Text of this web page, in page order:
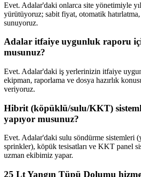
Evet. Adalar'daki onlarca site yönetimiyle
yürütüyoruz; sabit fiyat, otomatik
sunuyoruz.
Adalar itfaiye uygunluk raporu
musunuz?
Evet. Adalar'daki iş yerlerinizin itfaiye
ekipman, raporlama ve dosya hazırlık
veriyoruz.
Hibrit (köpüklü/sulu/KKT)
yapıyor musunuz?
Evet. Adalar'daki sulu söndürme sistemleri
sprinkler), köpük tesisatları ve KKT panel
uzman ekibimiz yapar.
25 Lt Yangın Tüpü Dolumu